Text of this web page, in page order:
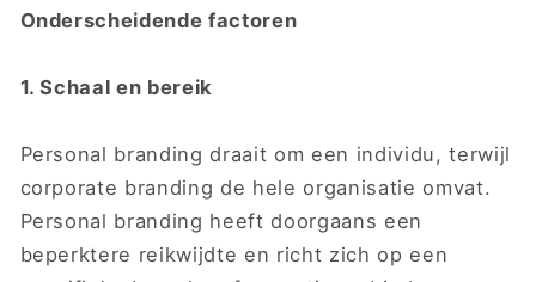
Onderscheidende factoren
1. Schaal en bereik
Personal branding draait om een ​​individu, terwijl
corporate branding de hele organisatie omvat.
Personal branding heeft doorgaans een
beperktere reikwijdte en richt zich op een